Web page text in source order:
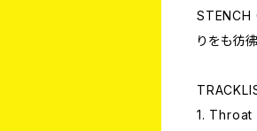
STENCH
りをも彷
1. Throat